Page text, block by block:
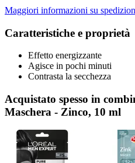
Maggiori informazioni su
Caratteristiche e proprietà
Effetto energizzante
Agisce in pochi minuti
Contrasta la secchezza
Acquistato spesso in
Maschera - Zinco, 10 ml